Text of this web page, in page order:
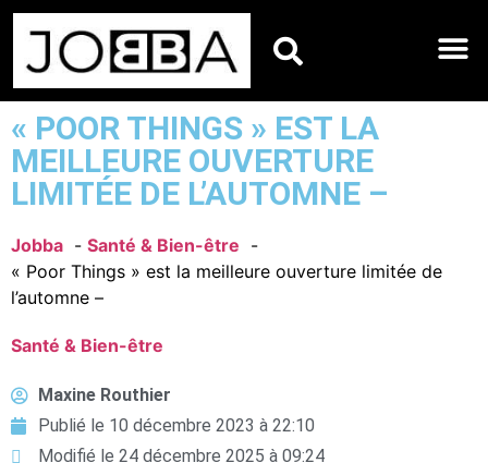
« POOR THINGS » EST LA
MEILLEURE OUVERTURE
LIMITÉE DE L’AUTOMNE –
Jobba
Santé & Bien-être
« Poor Things » est la meilleure ouverture limitée de
l’automne –
Santé & Bien-être
Maxine Routhier
Publié le 10 décembre 2023 à 22:10
Modifié le 24 décembre 2025 à 09:24